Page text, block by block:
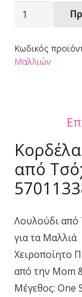
Κορδέλα
57011338
ποσότητα
Κωδικός
Μαλλιών
από
Λουλούδι
για τα Μαλλιά
Χειροποίητο
από την Mom
Μέγεθος: One